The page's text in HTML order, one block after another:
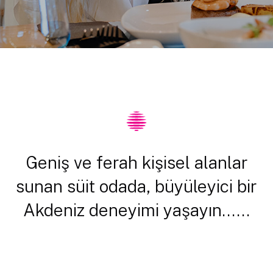
Geniş ve ferah kişisel alanlar
sunan süit odada, büyüleyici bir
Akdeniz deneyimi yaşayın......